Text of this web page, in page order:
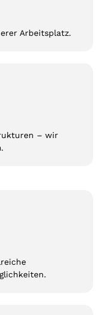
Arbeitsplatz.
– wir